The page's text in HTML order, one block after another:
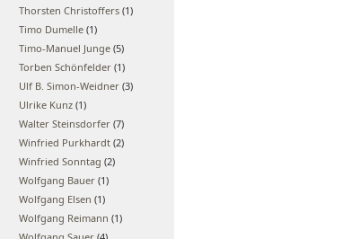
Thorsten Christoffers (1)
Timo Dumelle (1)
Timo-Manuel Junge (5)
Torben Schönfelder (1)
Ulf B. Simon-Weidner (3)
Ulrike Kunz (1)
Walter Steinsdorfer (7)
Winfried Purkhardt (2)
Winfried Sonntag (2)
Wolfgang Bauer (1)
Wolfgang Elsen (1)
Wolfgang Reimann (1)